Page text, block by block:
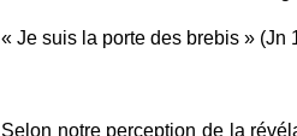
« Je suis la porte des brebis » (Jn
Selon notre perception de la